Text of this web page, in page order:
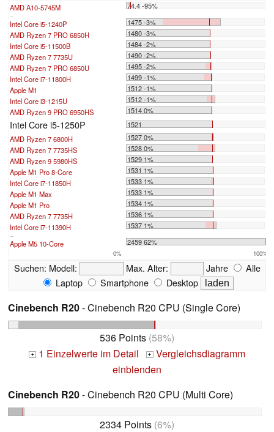
AMD A10-5745M 74.4 -95%
...
Intel Core i5-1240P
1475 -3%
AMD Ryzen 7 PRO 6850H
1480 -3%
Intel Core i5-11500B
1484 -2%
AMD Ryzen 7 7735U
1490 -2%
AMD Ryzen 7 PRO 6850U
1495 -2%
Intel Core i7-11800H
1499 -1%
Apple M1
1512 -1%
Intel Core i3-1215U
1512 -1%
AMD Ryzen 9 PRO 6950HS
1514 0%
Intel Core i5-1250P
1521
AMD Ryzen 7 6800H
1527 0%
AMD Ryzen 7 7735HS
1528 0%
AMD Ryzen 9 5980HS
1529 1%
Apple M1 Pro 8-Core
1531 1%
Intel Core i7-11850H
1533 1%
Apple M1 Max
1533 1%
Apple M1 Pro
1534 1%
AMD Ryzen 7 7735H
1536 1%
Intel Core i7-11390H
1537 1%
...
Apple M5 10-Core 2459 62%
0% 100%
Suchen: Modell: Max. Alter: Jahre
Alle
Laptop
Smartphone Desktop
Cinebench R20- Cinebench R20 CPU (Single Core)
536 Points (58%)
+ 1 Einzelwerte im Detail + Vergleichsdiagramm
einblenden
Cinebench R20- Cinebench R20 CPU (Multi Core)
2334 Points (6%)